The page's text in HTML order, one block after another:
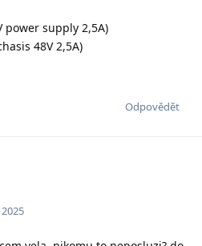
power supply 2,5A)
48V 2,5A)
Odpovědět